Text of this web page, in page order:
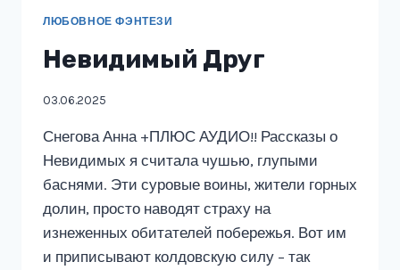
ЛЮБОВНОЕ ФЭНТЕЗИ
Невидимый Друг
03.06.2025
Снегова Анна +ПЛЮС АУДИО!! Рассказы о
Невидимых я считала чушью, глупыми
баснями. Эти суровые воины, жители горных
долин, просто наводят страху на
изнеженных обитателей побережья. Вот им
и приписывают колдовскую силу – так